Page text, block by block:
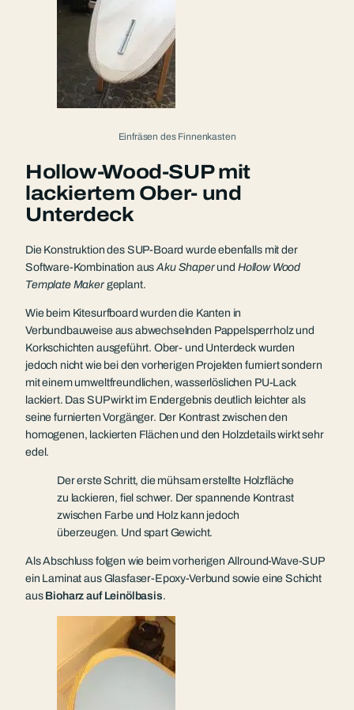
Einfräsen des Finnenkasten
Hollow-Wood-SUP mit
lackiertem Ober- und
Unterdeck
Die Konstruktion des SUP-Board wurde ebenfalls mit der
Software-Kombination ausAku Shaperund Hollow Wood
Template Makergeplant.
Wie beim Kitesurfboard wurden die Kanten in
Verbundbauweise aus abwechselnden Pappelsperrholz und
Korkschichten ausgeführt. Ober- und Unterdeck wurden
jedoch nicht wie bei den vorherigen Projekten furniert sondern
mit einem umweltfreundlichen, wasserlöslichen PU-Lack
lackiert. Das SUP wirkt im Endergebnis deutlich leichter als
seine furnierten Vorgänger. Der Kontrast zwischen den
homogenen, lackierten Flächen und den Holzdetails wirkt sehr
edel.
Der erste Schritt, die mühsam erstellte Holzfläche
zu lackieren, fiel schwer. Der spannende Kontrast
zwischen Farbe und Holz kann jedoch
überzeugen. Und spart Gewicht.
Als Abschluss folgen wie beim vorherigen Allround-Wave-SUP
ein Laminat aus Glasfaser-Epoxy-Verbund sowie eine Schicht
aus Bioharz auf Leinölbasis.